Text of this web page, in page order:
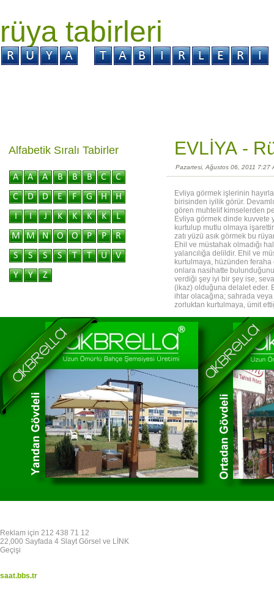
rüya tabirleri
EVLİYA -
Pazartesi, Ağustos 06, 2011 7:27
Evliya görmek işlerinin
birisinden iyilik görür.
gören muhtelif kimselerden
Evliya görmek dinde kuvvete
kurtulup mutlu olmaya
zatı yüzü asık görmek bu
Ehil ve müstahak olmadığı
yalancılığa delildir. Ehil ve
kurtulmaya, hüzünden feraha
onlara nasihatte
verdiği şey iyi bir şey ise,
(ikaz) olduğuna delalet eder.
ihtar olacağına; sahrada
zorluktan kurtulmaya, ümit
Alfabetik Sıralı Tabirler
Reklam için 212 438 71 12
22,000 Sayfada 4 Slayt Görsel ve LİNK
Geçişi
saat.bbs.tr